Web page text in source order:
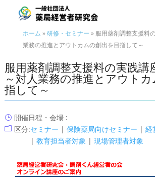
ホーム »研修・セミナー » 服用薬剤調整支援料
業務の推進とアウトカムの創出を目指して～
服用薬剤調整支援料の実践講
～対人業務の推進とアウト
指して～
} 開催日程・会場 :
m 区分:セミナー | 保険薬局向けセミナー | 経
| 教育担当者対象 | 現場管理者対象